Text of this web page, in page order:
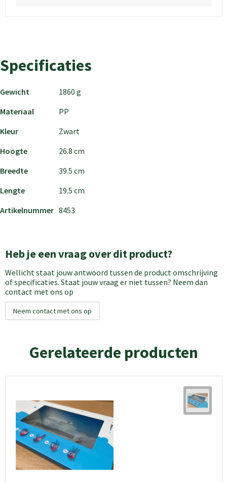
Specificaties
Gewicht
1860 g
Materiaal
PP
Kleur
Zwart
Hoogte
26.8 cm
Breedte
39.5 cm
Lengte
19.5 cm
Artikelnummer 8453
Heb je een vraag over dit product?
Wellicht staat jouw antwoord tussen de product omschrijving
of specificaties. Staat jouw vraag er niet tussen? Neem dan
contact met ons op
Neem contact met ons op
Gerelateerde producten